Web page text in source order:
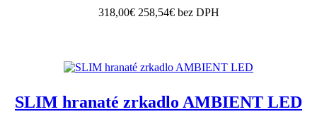
318,00€ 258,54€ bez DPH
SLIM hranaté zrkadlo AMBIENT LED